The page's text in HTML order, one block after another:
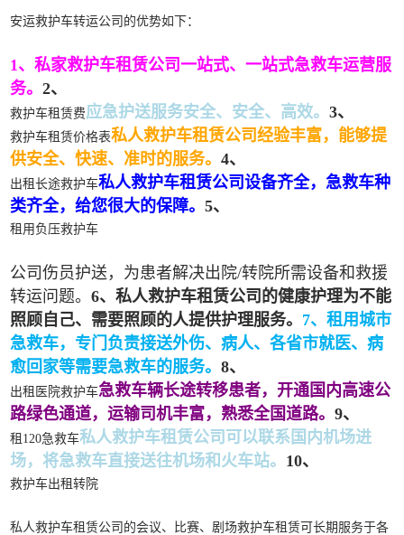
安运救护车转运公司的优势如下：
1、私家救护车租赁公司一站式、一站式急救车运营服
务。2、
救护车租赁费应急护送服务安全、安全、高效。3、
救护车租赁价格表私人救护车租赁公司经验丰富，能够提
供安全、快速、准时的服务。4、
出租长途救护车私人救护车租赁公司设备齐全，急救车种
类齐全，给您很大的保障。5、
租用负压救护车
公司伤员护送，为患者解决出院/转院所需设备和救援
转运问题。6、私人救护车租赁公司的健康护理为不能
照顾自己、需要照顾的人提供护理服务。 7、租用城市
急救车，专门负责接送外伤、病人、各省市就医、病
愈回家等需要急救车的服务。8、
出租医院救护车急救车辆长途转移患者，开通国内高速公
路绿色通道，运输司机丰富，熟悉全国道路。9、
租120急救车私人救护车租赁公司可以联系国内机场进
场，将急救车直接送往机场和火车站。 10、
救护车出租转院
私人救护车租赁公司的会议、比赛、剧场救护车租赁可长期服务于各